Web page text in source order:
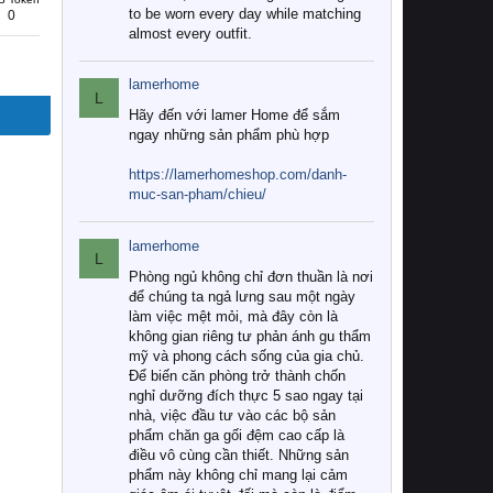
0
to be worn every day while matching
almost every outfit.
L
lamerhome
Hãy đến với lamer Home để sắm
ngay những sản phẩm phù hợp
https://lamerhomeshop.com/danh-
muc-san-pham/chieu/
L
lamerhome
Phòng ngủ không chỉ đơn thuần là nơi
để chúng ta ngả lưng sau một ngày
làm việc mệt mỏi, mà đây còn là
không gian riêng tư phản ánh gu thẩm
mỹ và phong cách sống của gia chủ.
Để biến căn phòng trở thành chốn
nghỉ dưỡng đích thực 5 sao ngay tại
nhà, việc đầu tư vào các bộ sản
phẩm chăn ga gối đệm cao cấp là
điều vô cùng cần thiết. Những sản
phẩm này không chỉ mang lại cảm